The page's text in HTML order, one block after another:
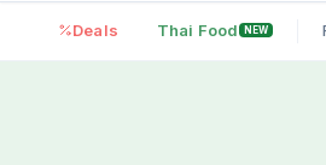
Deals Thai Food NEW